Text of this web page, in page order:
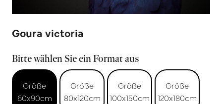
Goura victoria
Bitte wählen Sie ein Format aus
Größe
60x90cm
Größe
80x120cm
Größe
100x150cm
Größe
120x180cm